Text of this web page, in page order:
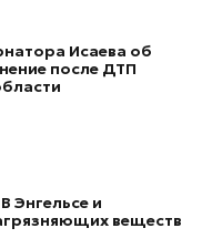
Исаева об
после ДТП
Энгельсе и
веществ